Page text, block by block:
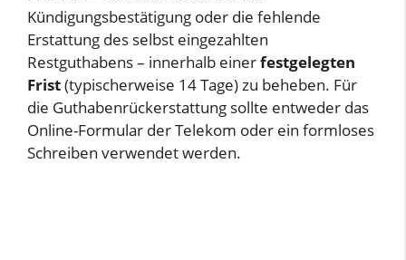
Kündigungsbestätigung oder die fehlende
Erstattung des selbst eingezahlten
Restguthabens – innerhalb einerfestgelegten
Frist(typischerweise 14 Tage) zu beheben. Für
die Guthabenrückerstattung sollte entweder das
Online-Formular der Telekom oder ein formloses
Schreiben verwendet werden.